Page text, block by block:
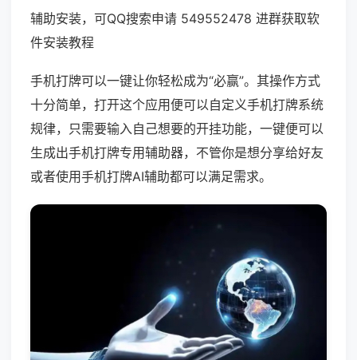
辅助安装，可QQ搜索申请 549552478 进群获取软
件安装教程
手机打牌可以一键让你轻松成为“必赢”。其操作方式
十分简单，打开这个应用便可以自定义手机打牌系统
规律，只需要输入自己想要的开挂功能，一键便可以
生成出手机打牌专用辅助器，不管你是想分享给好友
或者使用手机打牌AI辅助都可以满足需求。